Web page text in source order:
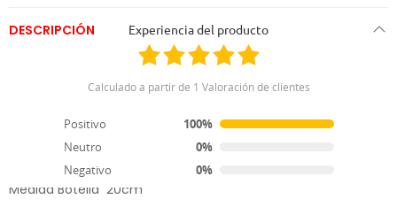
Experiencia del producto
Calculado a partir de 1 Valoración de clientes
Positivo
100%
Neutro
0%
Negativo
0%
DESCRIPCIÓN
Peluche Jarra cervecera o Botella
Divertido peluche para tu mascota
Brinda con tu perro para los buenos momentos
Medida jarra 12cm
Medida Botella 20cm